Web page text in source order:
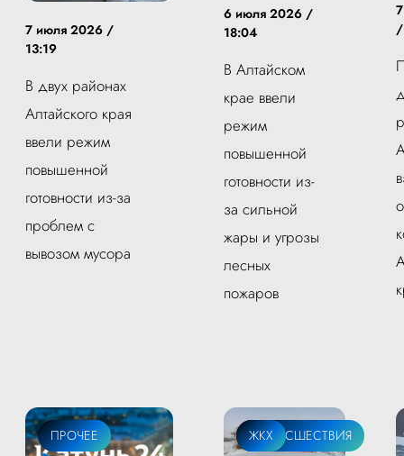
7 июля 2026 /
13:19
В двух районах
Алтайского края
ввели режим
повышенной
готовности из-за
проблем с
вывозом мусора
6 июля 2026 /
18:04
В Алтайском
крае ввели
режим
повышенной
готовности из-
за сильной
жары и угрозы
лесных
пожаров
/
ПРОЧЕЕ ПРОИСШЕСТВИЯ
ЖКХ